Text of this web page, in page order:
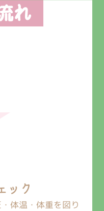
れ
ック
体温・体重を図り